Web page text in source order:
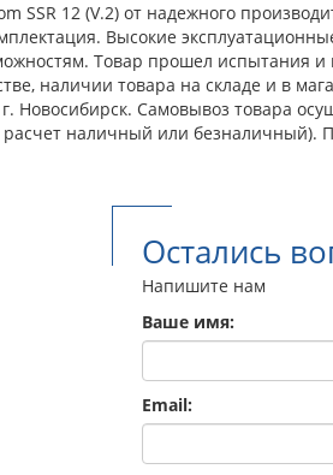
SSR 12 (V.2) от надежного
Высокие
Товар прошел испытания и
наличии товара на складе и в
Новосибирск. Самовывоз товара
наличный или безналичный).
Остались
Напишите нам
Ваше имя:
Email: